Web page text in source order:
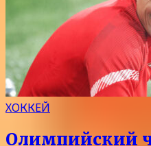
ХОККЕЙ
Олимпийский